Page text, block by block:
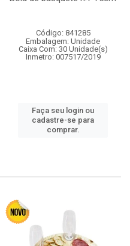
Código: 841285
Embalagem: Unidade
Caixa Com: 30 Unidade(s)
Inmetro: 007517/2019
Faça seu login ou
cadastre-se para
comprar.